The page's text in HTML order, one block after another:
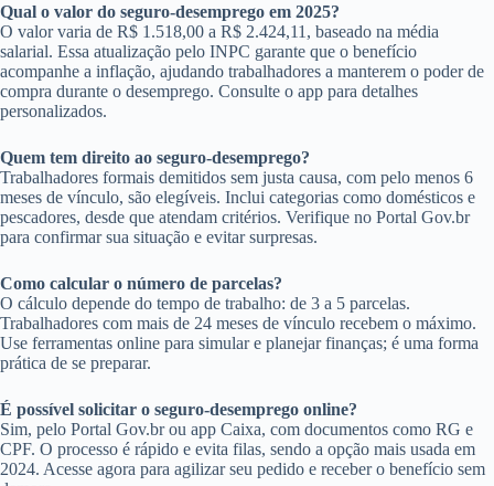
Qual o valor do seguro-desemprego em 2025?
O valor varia de R$ 1.518,00 a R$ 2.424,11, baseado na média
salarial. Essa atualização pelo INPC garante que o benefício
acompanhe a inflação, ajudando trabalhadores a manterem o poder de
compra durante o desemprego. Consulte o app para detalhes
personalizados.
Quem tem direito ao seguro-desemprego?
Trabalhadores formais demitidos sem justa causa, com pelo menos 6
meses de vínculo, são elegíveis. Inclui categorias como domésticos e
pescadores, desde que atendam critérios. Verifique no Portal Gov.br
para confirmar sua situação e evitar surpresas.
Como calcular o número de parcelas?
O cálculo depende do tempo de trabalho: de 3 a 5 parcelas.
Trabalhadores com mais de 24 meses de vínculo recebem o máximo.
Use ferramentas online para simular e planejar finanças; é uma forma
prática de se preparar.
É possível solicitar o seguro-desemprego online?
Sim, pelo Portal Gov.br ou app Caixa, com documentos como RG e
CPF. O processo é rápido e evita filas, sendo a opção mais usada em
2024. Acesse agora para agilizar seu pedido e receber o benefício sem